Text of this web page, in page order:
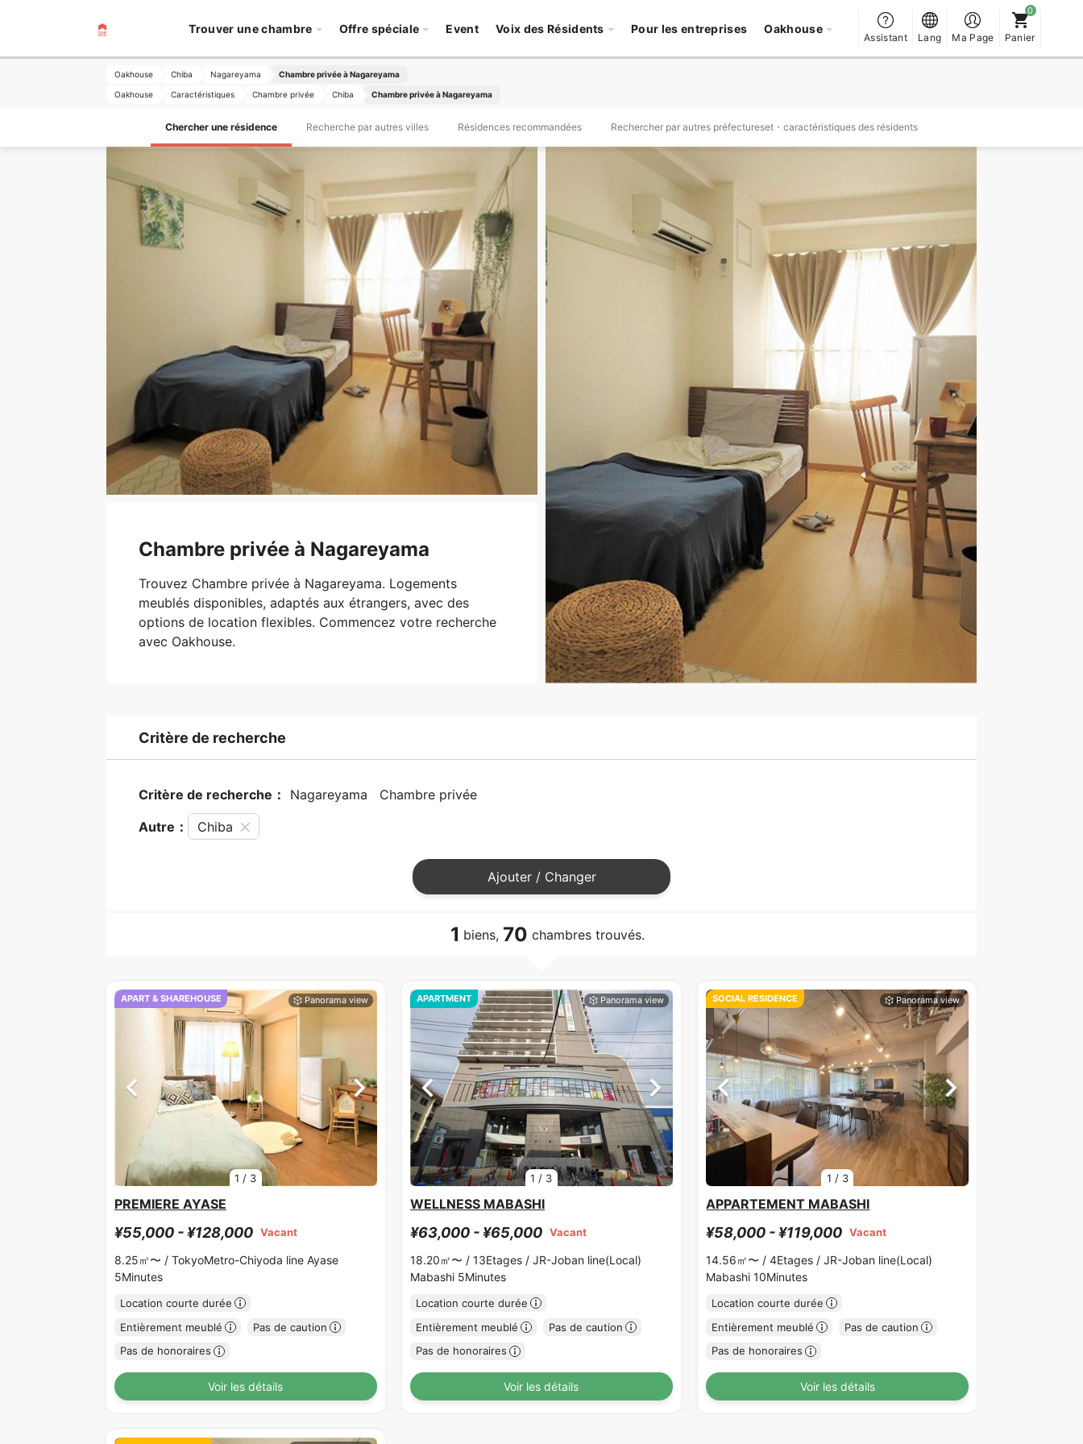
Trouver une chambre Offre spéciale Event Voix des Résidents Pour les entreprises Oakhouse
Assistant Lang Ma Page Panier
Oakhouse Chiba Nagareyama Chambre privée à Nagareyama
Oakhouse Caractéristiques Chambre privée Chiba Chambre privée à Nagareyama
Chercher une résidence Recherche par autres villes Résidences recommandées Rechercher par autres préfectureset・caractéristiques des résidents
Chambre privée à Nagareyama
Trouvez Chambre privée à Nagareyama. Logements
meublés disponibles, adaptés aux étrangers, avec des
options de location flexibles. Commencez votre recherche
avec Oakhouse.
Critère de recherche
Critère de recherche： Nagareyama Chambre privée
Autre： Chiba
Ajouter / Changer
1 biens, 70 chambres trouvés.
1 / 3
APART & SHAREHOUSE
PREMIERE AYASE
¥55,000 - ¥128,000 Vacant
8.25㎡〜 / TokyoMetro-Chiyoda line Ayase
5Minutes
Location courte durée
Entièrement meublé
Pas de caution
Pas de honoraires
Voir les détails
1 / 3
APARTMENT
WELLNESS MABASHI
¥63,000 - ¥65,000 Vacant
18.20㎡〜 /13Etages /JR-Joban line(Local)
Mabashi 5Minutes
Location courte durée
Entièrement meublé
Pas de caution
Pas de honoraires
Voir les détails
1 / 3
SOCIAL RESIDENCE
APPARTEMENT MABASHI
¥58,000 - ¥119,000 Vacant
14.56㎡〜 /4Etages /JR-Joban line(Local)
Mabashi 10Minutes
Location courte durée
Entièrement meublé
Pas de caution
Pas de honoraires
Voir les détails